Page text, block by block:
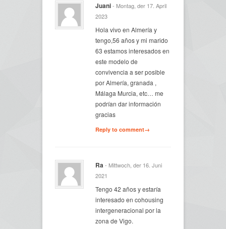
Juani- Montag, der 17. April
2023
Hola vivo en Almería y
tengo,56 años y mi marido
63 estamos interesados en
este modelo de
convivencia a ser posible
por Almería, granada ,
Málaga Murcia, etc… me
podrían dar información
gracias
Reply to comment→
Ra- Mittwoch, der 16. Juni
2021
Tengo 42 años y estaría
interesado en cohousing
intergeneracional por la
zona de Vigo.